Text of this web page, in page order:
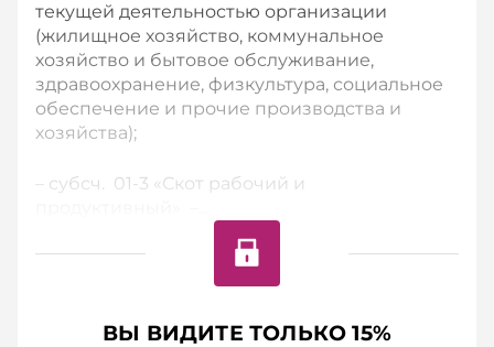
текущей деятельностью организации
(жилищное хозяйство, коммунальное
хозяйство и бытовое обслуживание,
здравоохранение, физкультура, социальное
обеспечение и прочие производства и
хозяйства);
– субсч. 01-3 «Скот рабочий и
ВЫ ВИДИТЕ ТОЛЬКО 15%